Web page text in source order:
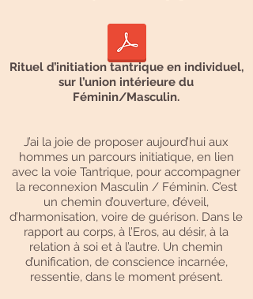
Rituel d’initiation tantrique en individuel,
sur l’union intérieure du
Féminin/Masculin.
​J’ai la joie de proposer aujourd’hui aux
hommes un parcours initiatique, en lien
avec la voie Tantrique, pour accompagner
la reconnexion Masculin / Féminin. C’est
un chemin d’ouverture, d’éveil,
d’harmonisation, voire de guérison. Dans le
rapport au corps, à l’Eros, au désir, à la
relation à soi et à l’autre. Un chemin
d’unification, de conscience incarnée,
ressentie, dans le moment présent.